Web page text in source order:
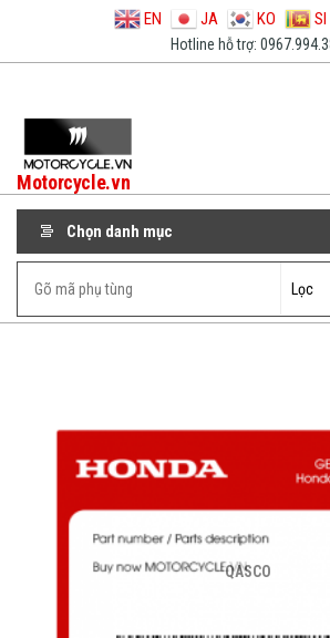
EN JA KO SI
Hotline hỗ trợ:
Motorcycle.vn
Chọn danh mục
QASCO